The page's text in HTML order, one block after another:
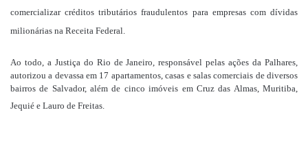
comercializar créditos tributários fraudulentos para empresas com dívidas
milionárias na Receita Federal.
Ao todo, a Justiça do Rio de Janeiro, responsável pelas ações da Palhares,
autorizou a devassa em 17 apartamentos, casas e salas comerciais de diversos
bairros de Salvador, além de cinco imóveis em Cruz das Almas, Muritiba,
Jequié e Lauro de Freitas.